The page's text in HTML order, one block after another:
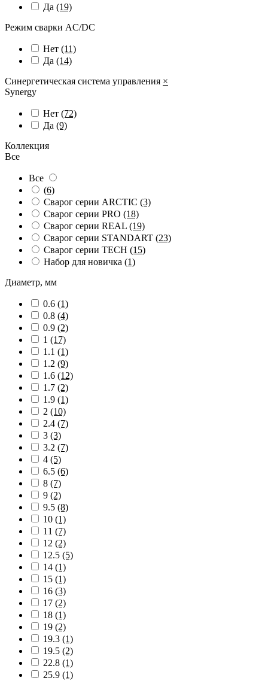
Да (19)
Режим сварки AC/DC
Нет (11)
Да (14)
Синергетическая система управления ×
Synergy
Нет (72)
Да (9)
Коллекция
Все
Все
(6)
Сварог серии ARCTIC (3)
Сварог серии PRO (18)
Сварог серии REAL (19)
Сварог серии STANDART (23)
Сварог серии TECH (15)
Набор для новичка (1)
Диаметр, мм
0.6 (1)
0.8 (4)
0.9 (2)
1 (17)
1.1 (1)
1.2 (9)
1.6 (12)
1.7 (2)
1.9 (1)
2 (10)
2.4 (7)
3 (3)
3.2 (7)
4 (5)
6.5 (6)
8 (7)
9 (2)
9.5 (8)
10 (1)
11 (7)
12 (2)
12.5 (5)
14 (1)
15 (1)
16 (3)
17 (2)
18 (1)
19 (2)
19.3 (1)
19.5 (2)
22.8 (1)
25.9 (1)